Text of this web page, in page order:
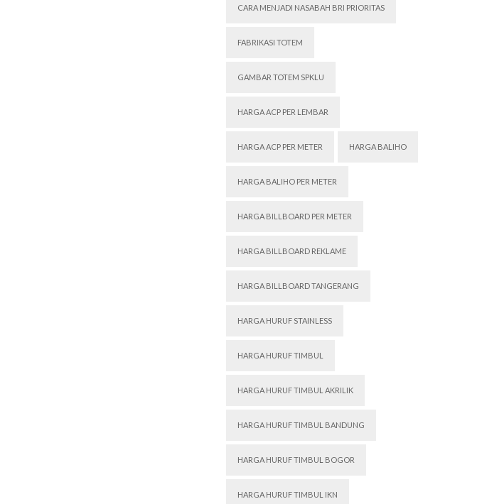
CARA MENJADI NASABAH BRI PRIORITAS
FABRIKASI TOTEM
GAMBAR TOTEM SPKLU
HARGA ACP PER LEMBAR
HARGA ACP PER METER HARGA BALIHO
HARGA BALIHO PER METER
HARGA BILLBOARD PER METER
HARGA BILLBOARD REKLAME
HARGA BILLBOARD TANGERANG
HARGA HURUF STAINLESS
HARGA HURUF TIMBUL
HARGA HURUF TIMBUL AKRILIK
HARGA HURUF TIMBUL BANDUNG
HARGA HURUF TIMBUL BOGOR
HARGA HURUF TIMBUL IKN